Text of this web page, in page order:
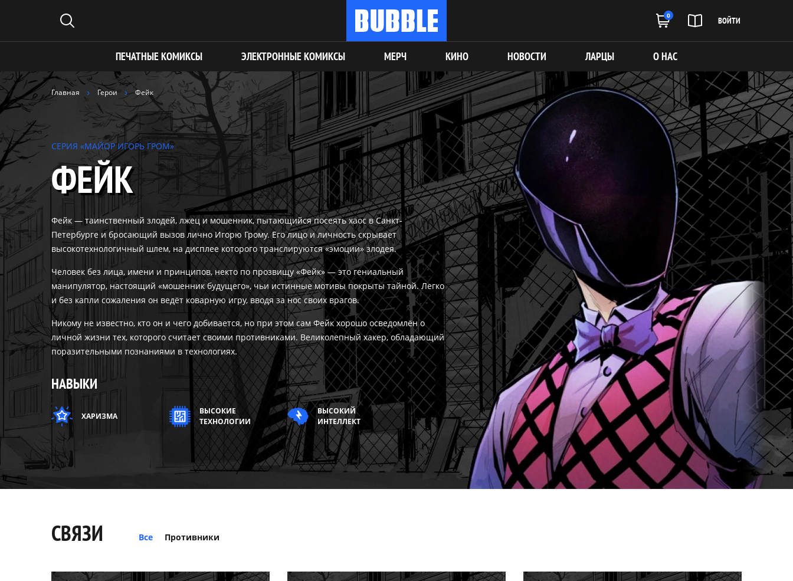
0 ВОЙТИ
ПЕЧАТНЫЕ КОМИКСЫ ЭЛЕКТРОННЫЕ КОМИКСЫ МЕРЧ КИНО НОВОСТИ ЛАРЦЫ О НАС
Главная Герои Фейк
СЕРИЯ «МАЙОР ИГОРЬ ГРОМ»
ФЕЙК
Фейк — таинственный злодей, лжец и мошенник, пытающийся посеять хаос в Санкт-
Петербурге и бросающий вызов лично Игорю Грому. Его лицо и личность скрывает
высокотехнологичный шлем, на дисплее которого транслируются «эмоции» злодея.
Человек без лица, имени и принципов, некто по прозвищу «Фейк» — это гениальный
манипулятор, настоящий «мошенник будущего», чьи истинные мотивы покрыты тайной. Легко
и без капли сожаления он ведёт коварную игру, вводя за нос своих врагов.
Никому не известно, кто он и чего добивается, но при этом сам Фейк хорошо осведомлён о
личной жизни тех, которого считает своими противниками. Великолепный хакер, обладающий
поразительными познаниями в технологиях.
НАВЫКИ
ХАРИЗМА
ВЫСОКИЕ
ТЕХНОЛОГИИ
ВЫСОКИЙ
ИНТЕЛЛЕКТ
СВЯЗИ Все Противники